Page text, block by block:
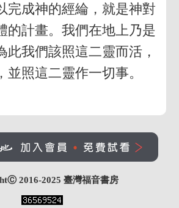
完成神的經綸，就是神對
的計畫。我們在地上乃是
此我們該照這二靈而活，
並照這二靈作一切事。
2016-2025 臺灣福音書房